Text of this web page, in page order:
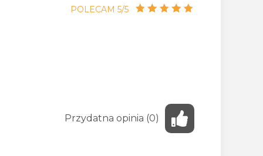
POLECAM 5/5
Przydatna opinia (0)